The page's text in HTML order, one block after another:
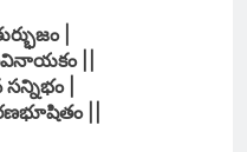
|
||
|
||